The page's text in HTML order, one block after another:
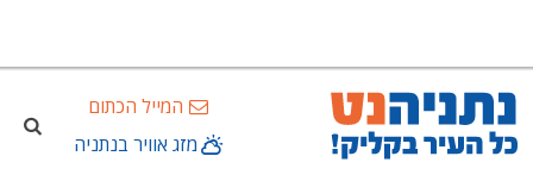
המייל הכתום
מזג אוויר בנתניה